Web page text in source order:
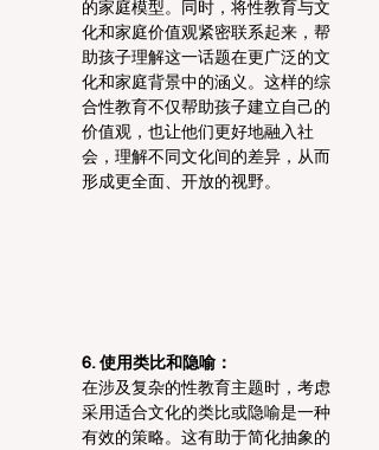
的家庭模型。同时，将性教育与文
化和家庭价值观紧密联系起来，帮
助孩子理解这一话题在更广泛的文
化和家庭背景中的涵义。这样的综
合性教育不仅帮助孩子建立自己的
价值观，也让他们更好地融入社
会，理解不同文化间的差异，从而
形成更全面、开放的视野。
6. 使用类比和隐喻：
在涉及复杂的性教育主题时，考虑
采用适合文化的类比或隐喻是一种
有效的策略。这有助于简化抽象的